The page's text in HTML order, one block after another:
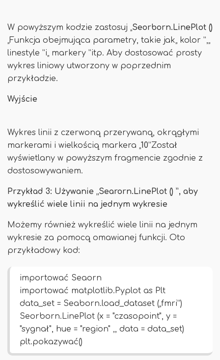
W powyższym kodzie zastosuj „Seorborn.LinePlot ()
„Funkcja obejmująca parametry, takie jak„ kolor ”,„
linestyle ”i„ markery ”itp. Aby dostosować prosty
wykres liniowy utworzony w poprzednim
przykładzie.
Wyjście
Wykres linii z czerwoną przerywaną, okrągłymi
markerami i wielkością markera „10”Został
wyświetlany w powyższym fragmencie zgodnie z
dostosowywaniem.
Przykład 3: Używanie „Searorn.LinePlot () ”, aby
wykreślić wiele linii na jednym wykresie
Możemy również wykreślić wiele linii na jednym
wykresie za pomocą omawianej funkcji. Oto
przykładowy kod:
importować Seaorn
importować matplotlib.Pyplot as Plt
data_set = Seaborn.load_dataset („fmri”)
Seorborn.LinePlot (x = "czasopoint", y =
"sygnał", hue = "region" ,, data = data_set)
plt.pokazywać()